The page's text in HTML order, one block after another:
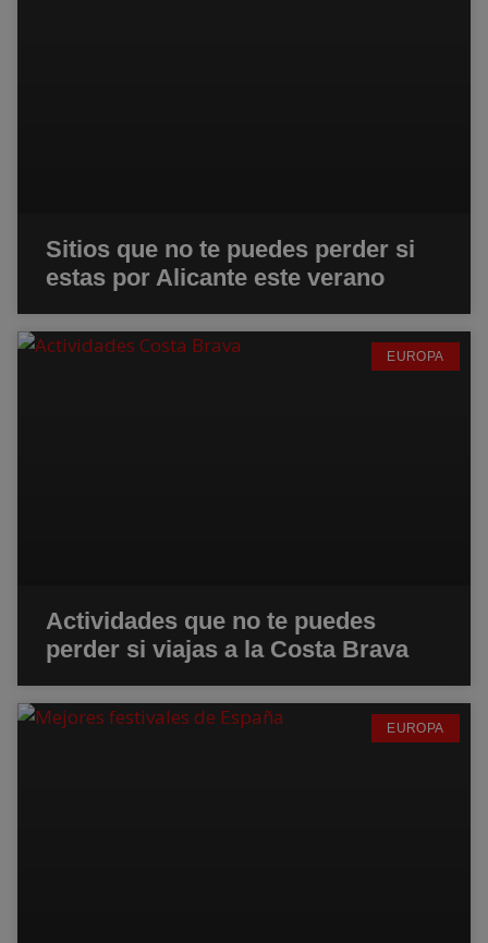
Sitios que no te puedes perder si
estas por Alicante este verano
EUROPA
Actividades que no te puedes
perder si viajas a la Costa Brava
EUROPA